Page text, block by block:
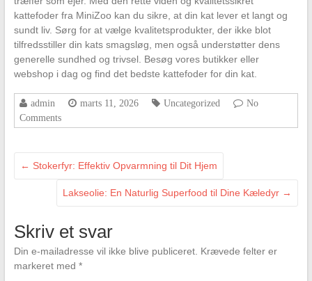
kattefoder fra MiniZoo kan du sikre, at din kat lever et langt og
sundt liv. Sørg for at vælge kvalitetsprodukter, der ikke blot
tilfredsstiller din kats smagsløg, men også understøtter dens
generelle sundhed og trivsel. Besøg vores butikker eller
webshop i dag og find det bedste kattefoder for din kat.
admin marts 11, 2026 Uncategorized
No
Comments
← Stokerfyr: Effektiv Opvarmning til Dit Hjem
Lakseolie: En Naturlig Superfood til Dine Kæledyr →
Skriv et svar
Din e-mailadresse vil ikke blive publiceret. Krævede felter er
markeret med *